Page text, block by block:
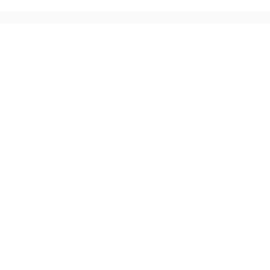
use and configuration of a Treasury Management System (TMS) to
explores in detail the various detection rules that can be
process simplifies and optimizes financial transactions as well as
participants to master each step of the payment process.
with a step-by-step walkthrough of the necessary